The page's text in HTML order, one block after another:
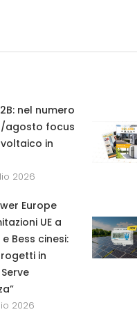
nel numero
agosto focus
in
2026
Europe
UE a
Bess cinesi:
in
2026